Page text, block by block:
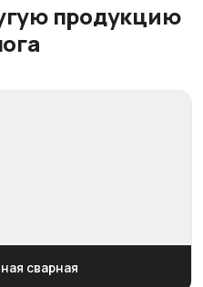
продукцию
сварная